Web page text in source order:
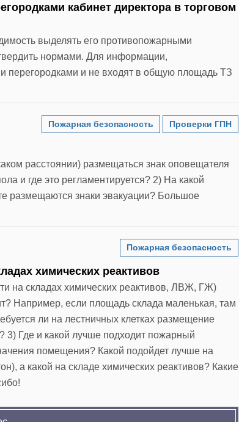
кабинет директора в торговом
выделять его противопожарными
нормами. Для информации,
перегородками и не входят в общую площадь ТЗ
Пожарная безопасность Проверки ГПН
расстоянии) размещаться знак оповещателя
и где это регламентируется? 2) На какой
размещаются знаки эвакуации? Большое
Пожарная безопасность
химических реактивов
на складах химических реактивов, ЛВЖ, ГЖ)
Например, если площадь склада маленькая, там
ли на лестничных клетках размещение
3) Где и какой лучше подходит пожарный
помещения? Какой подойдет лучше на
а какой на складе химических реактивов? Какие